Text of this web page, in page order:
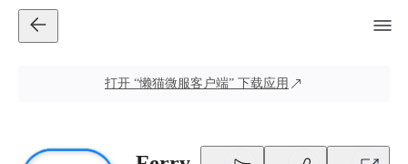
打开 “懒猫微服客户端” 下载应用